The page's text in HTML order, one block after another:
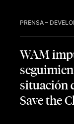
PRENSA –
WAM
situación
Save the